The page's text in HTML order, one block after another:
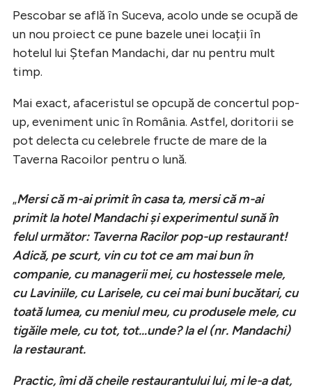
Pescobar se află în Suceva, acolo unde se ocupă de
un nou proiect ce pune bazele unei locații în
hotelul lui Ștefan Mandachi, dar nu pentru mult
timp.
Mai exact, afaceristul se opcupă de concertul pop-
up, eveniment unic în România. Astfel, doritorii se
pot delecta cu celebrele fructe de mare de la
Taverna Racoilor pentru o lună.
„Mersi că m-ai primit în casa ta, mersi că m-ai
primit la hotel Mandachi și experimentul sună în
felul următor: Taverna Racilor pop-up restaurant!
Adică, pe scurt, vin cu tot ce am mai bun în
companie, cu managerii mei, cu hostessele mele,
cu Laviniile, cu Larisele, cu cei mai buni bucătari, cu
toată lumea, cu meniul meu, cu produsele mele, cu
tigăile mele, cu tot, tot…unde? la el (nr. Mandachi)
la restaurant.
Practic, îmi dă cheile restaurantului lui, mi le-a dat,